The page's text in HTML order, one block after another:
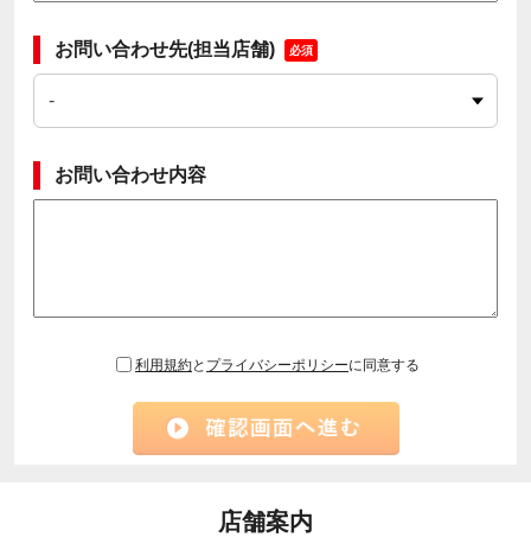
お問い合わせ先(担当店舗) 必須
お問い合わせ内容
利用規約と プライバシーポリシーに同意する
店舗案内